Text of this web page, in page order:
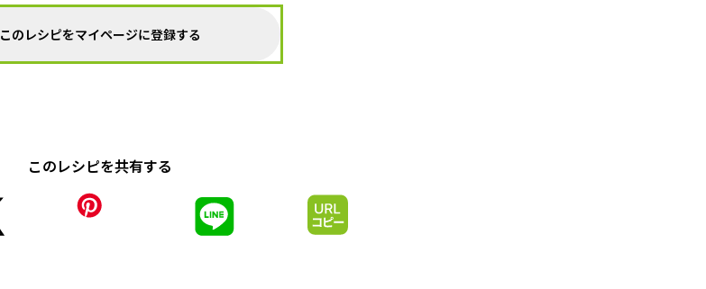
このレシピをマイページに登録する
このレシピを共有する